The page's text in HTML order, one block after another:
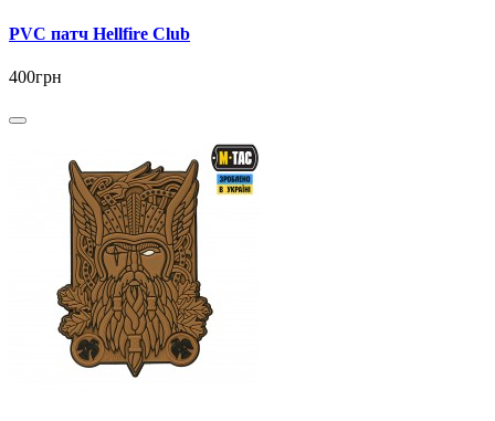
PVC патч Hellfire Club
400грн